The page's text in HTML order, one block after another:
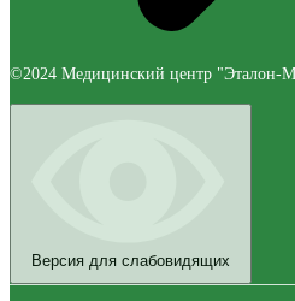
©2024 Медицинский центр "Эталон-
Версия для слабовидящих